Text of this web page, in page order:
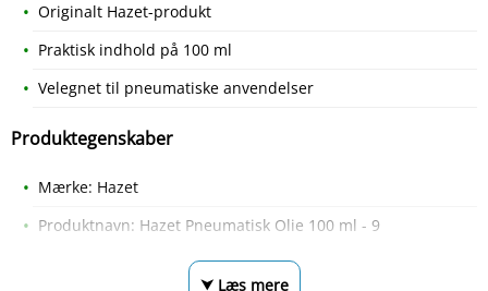
Originalt Hazet-produkt
Praktisk indhold på 100 ml
Velegnet til pneumatiske anvendelser
Produktegenskaber
Mærke: Hazet
Produktnavn: Hazet Pneumatisk Olie 100 ml - 9
⮟ Læs mere